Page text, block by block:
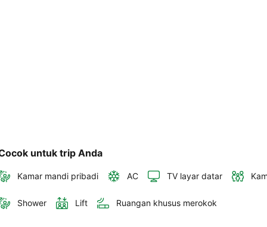
untuk trip Anda
Kamar mandi pribadi AC TV layar datar
Shower Lift Ruangan khusus merokok